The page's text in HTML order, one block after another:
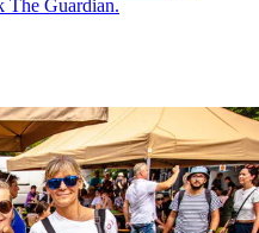
The Guardian.